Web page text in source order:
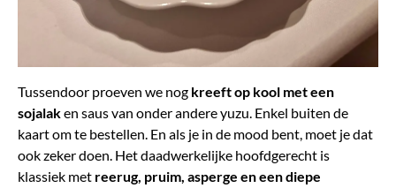
Tussendoor proeven we nog kreeft op kool met een
sojalaken saus van onder andere yuzu. Enkel buiten de
kaart om te bestellen. En als je in de mood bent, moet je dat
ook zeker doen. Het daadwerkelijke hoofdgerecht is
klassiek met reerug, pruim, asperge en een diepe